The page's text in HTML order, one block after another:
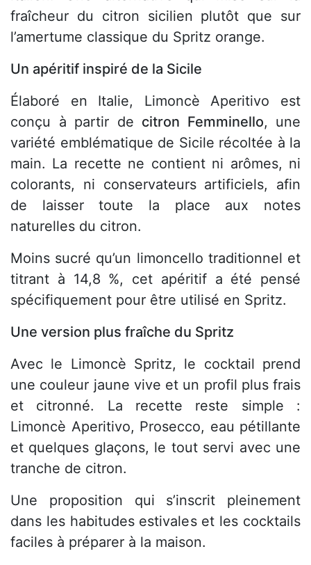
fraîcheur du citron sicilien plutôt que sur
l’amertume classique du Spritz orange.
Un apéritif inspiré de la Sicile
Élaboré en Italie, Limoncè Aperitivo est
conçu à partir de citron Femminello, une
variété emblématique de Sicile récoltée à la
main. La recette ne contient ni arômes, ni
colorants, ni conservateurs artificiels, afin
de laisser toute la place aux notes
naturelles du citron.
Moins sucré qu’un limoncello traditionnel et
titrant à 14,8 %, cet apéritif a été pensé
spécifiquement pour être utilisé en Spritz.
Une version plus fraîche du Spritz
Avec le Limoncè Spritz, le cocktail prend
une couleur jaune vive et un profil plus frais
et citronné. La recette reste simple :
Limoncè Aperitivo, Prosecco, eau pétillante
et quelques glaçons, le tout servi avec une
tranche de citron.
Une proposition qui s’inscrit pleinement
dans les habitudes estivales et les cocktails
faciles à préparer à la maison.